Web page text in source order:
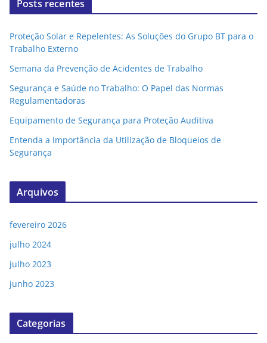
Posts recentes
Proteção Solar e Repelentes: As Soluções do Grupo BT para o
Trabalho Externo
Semana da Prevenção de Acidentes de Trabalho
Segurança e Saúde no Trabalho: O Papel das Normas
Regulamentadoras
Equipamento de Segurança para Proteção Auditiva
Entenda a Importância da Utilização de Bloqueios de
Segurança
Arquivos
fevereiro 2026
julho 2024
julho 2023
junho 2023
Categorias